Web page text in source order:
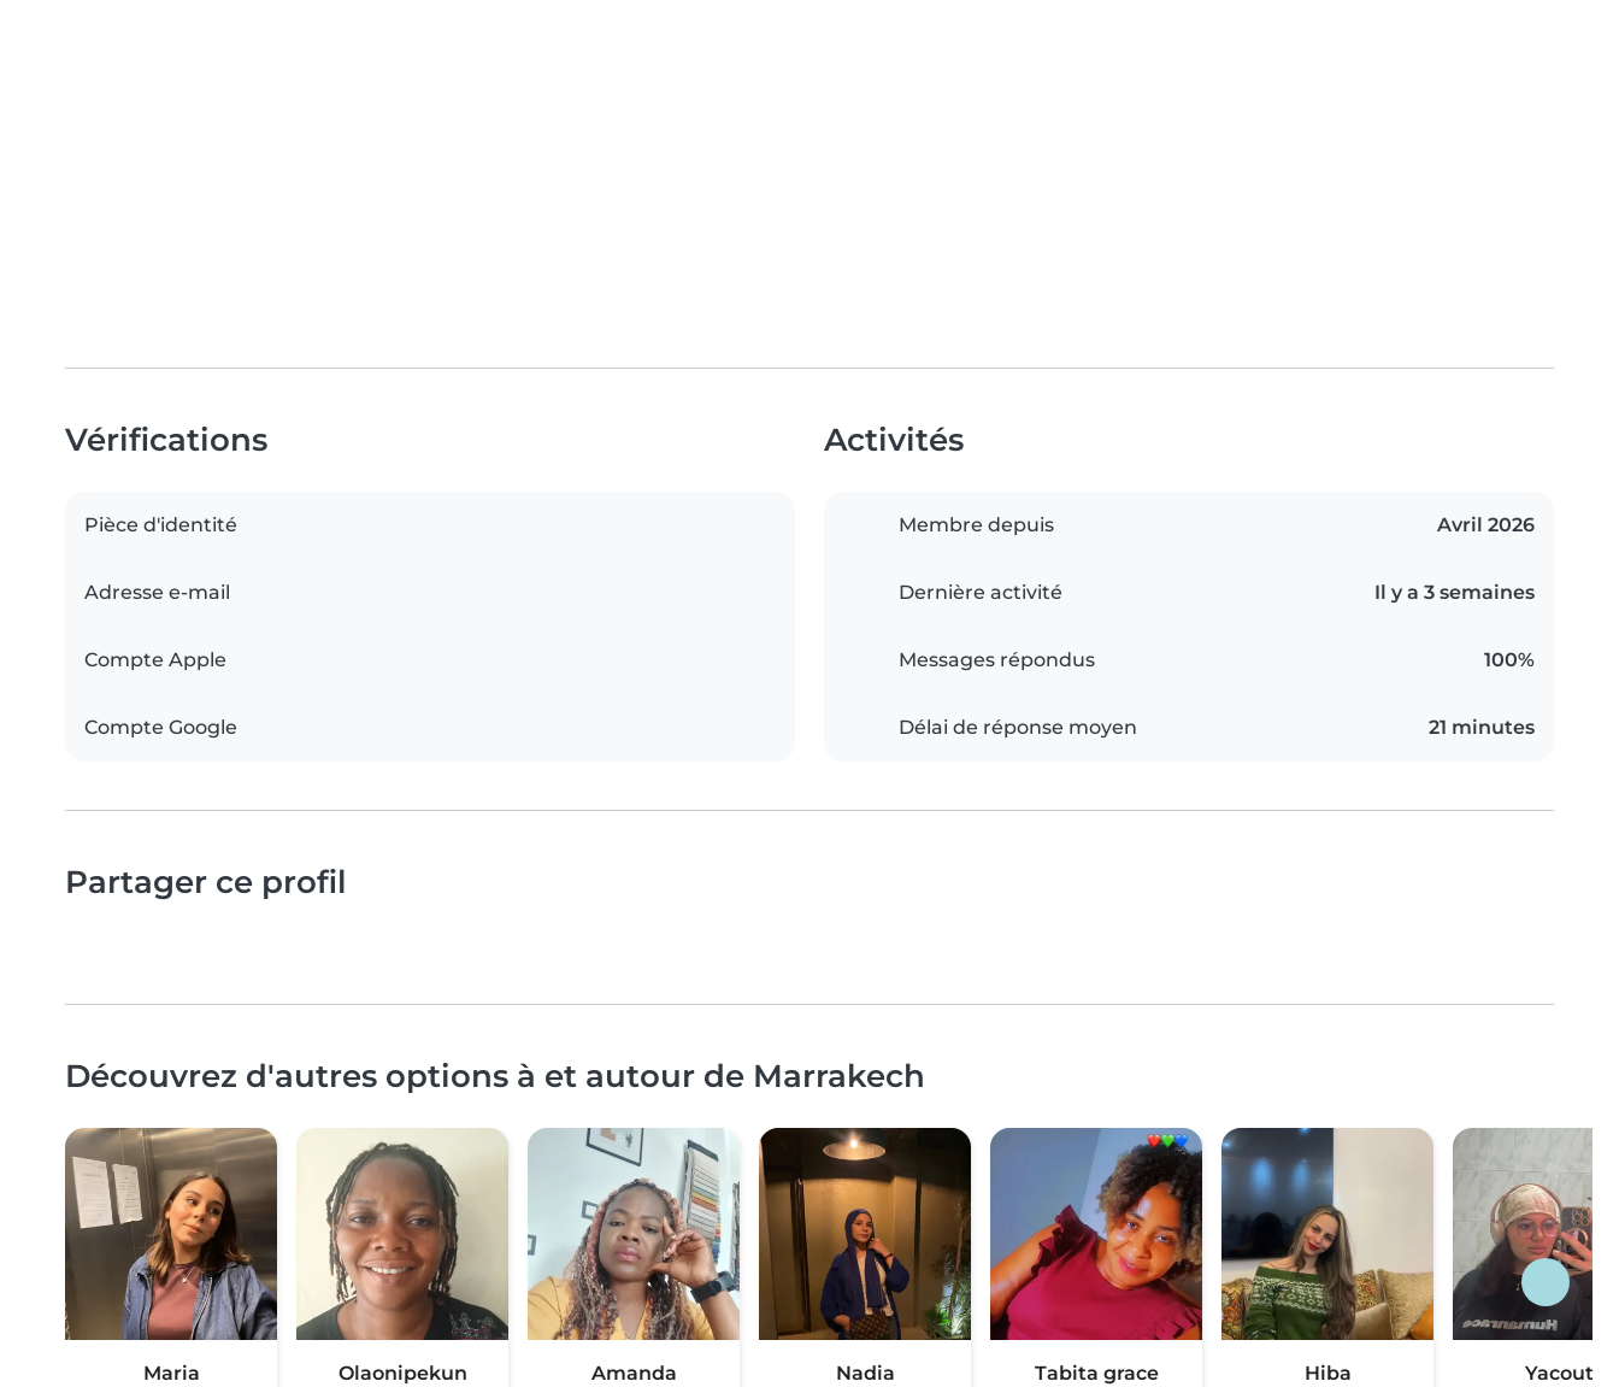
Vérifications
Pièce d'identité
Adresse e-mail
Compte Apple
Compte Google
Activités
Membre depuis Avril 2026
Dernière activité Il y a 3 semaines
Messages répondus 100%
Délai de réponse moyen 21 minutes
Partager ce profil
Découvrez d'autres options à et autour de Marrakech
Maria Olaonipekun Amanda Nadia Tabita grace Hiba Yacout